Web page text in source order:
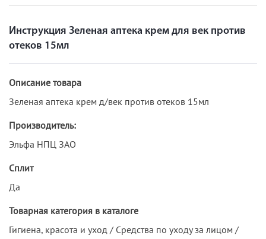
Инструкция Зеленая аптека крем для век против
отеков 15мл
Описание товара
Зеленая аптека крем д/век против отеков 15мл
Производитель:
Эльфа НПЦ ЗАО
Сплит
Да
Товарная категория в каталоге
Гигиена, красота и уход / Средства по уходу за лицом /